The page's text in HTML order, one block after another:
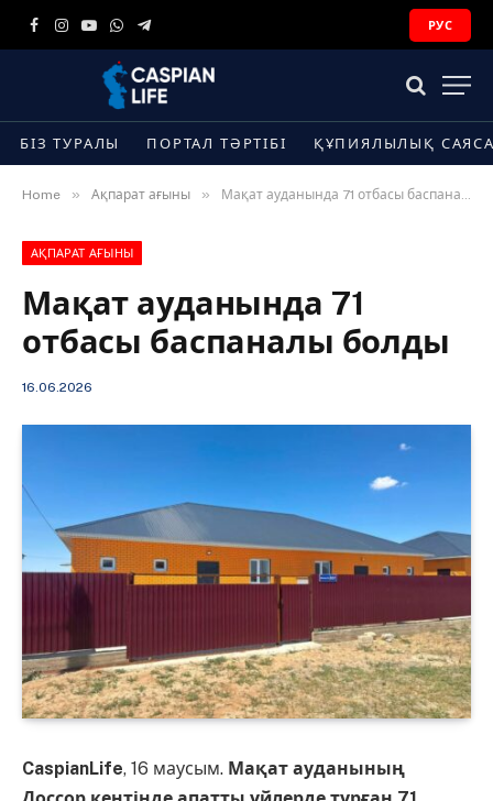
Facebook
Instagram
YouTube
WhatsApp
Telegram
РУС
БІЗ ТУРАЛЫ ПОРТАЛ ТӘРТІБІ ҚҰПИЯЛЫЛЫҚ
Home » Ақпарат ағыны » Мақат ауданында 71 отбасы баспаналы болды
АҚПАРАТ АҒЫНЫ
Мақат ауданында 71
отбасы баспаналы болды
16.06.2026
CaspianLife, 16 маусым. Мақат ауданының